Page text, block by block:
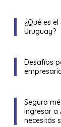
¿Qué es
Uruguay?
Desafíos
Seguro
ingresar a
necesitás